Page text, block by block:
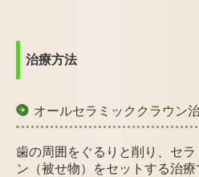
治療方法
オールセラミッククラウン
歯の周囲をぐるりと削り、セ
ン（被せ物）をセットする治療